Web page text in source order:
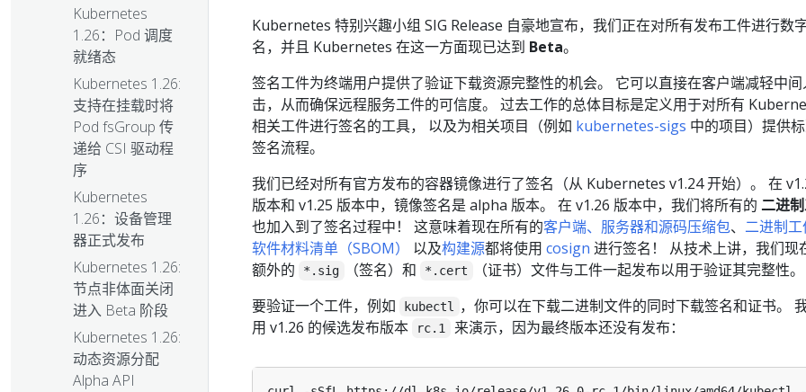
Kubernetes
1.26：Pod 调度
就绪态
Kubernetes 1.26:
支持在挂载时将
Pod fsGroup 传
递给 CSI 驱动程
序
Kubernetes
1.26：设备管理
器正式发布
Kubernetes 1.26:
节点非体面关闭
进入 Beta 阶段
Kubernetes 1.26:
动态资源分配
Alpha API
Kubernetes 特别兴趣小组 SIG Release 自豪地宣布，我们正在对所有发布工件进行数
名，并且 Kubernetes 在这一方面现已达到 Beta。
签名工件为终端用户提供了验证下载资源完整性的机会。 它可以直接在客户端减轻中
击，从而确保远程服务工件的可信度。 过去工作的总体目标是定义用于对所有
相关工件进行签名的工具， 以及为相关项目（例如 kubernetes-sigs 中的项目）提供
签名流程。
我们已经对所有官方发布的容器镜像进行了签名（从 Kubernetes v1.24 开始）。 在
版本和 v1.25 版本中，镜像签名是 alpha 版本。 在 v1.26 版本中，我们将所有的 二进
也加入到了签名过程中！ 这意味着现在所有的客户端、服务器和源码压缩包、 二进制工
软件材料清单（SBOM）
以及构建源都将使用 cosign 进行签名！ 从技术上讲，我们现
额外的
*.sig （签名）和 *.cert
（证书）文件与工件一起发布以用于验证其完整性。
要验证一个工件，例如
kubectl
，你可以在下载二进制文件的同时下载签名和证书。
用 v1.26 的候选发布版本
rc.1 来演示，因为最终版本还没有发布：